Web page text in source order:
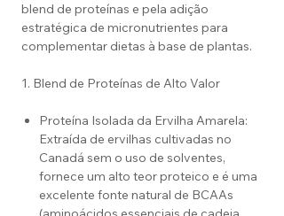
blend de proteínas e pela adição
estratégica de micronutrientes para
complementar dietas à base de plantas.
1. Blend de Proteínas de Alto Valor
Proteína Isolada da Ervilha Amarela:
Extraída de ervilhas cultivadas no
Canadá sem o uso de solventes,
fornece um alto teor proteico e é uma
excelente fonte natural de BCAAs